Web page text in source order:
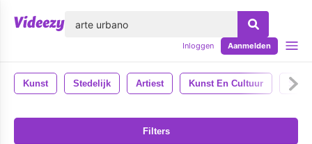
Inloggen Aanmelden
Kunst Stedelijk Artiest Kunst En Cultuur
Filters